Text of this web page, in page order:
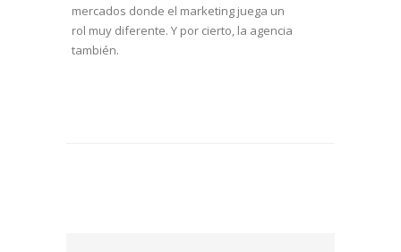
mercados donde el marketing juega un
rol muy diferente. Y por cierto, la agencia
también.